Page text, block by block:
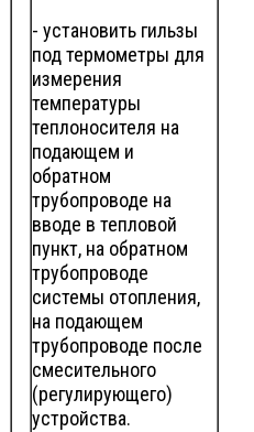
- установить гильзы
под термометры для
измерения
температуры
теплоносителя на
подающем и
обратном
трубопроводе на
вводе в тепловой
пункт, на обратном
трубопроводе
системы отопления,
на подающем
трубопроводе после
смесительного
(регулирующего)
устройства.